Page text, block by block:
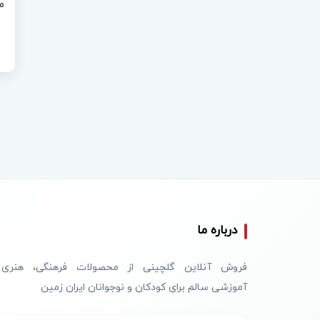
درباره ما
فروش آنلاین گلچینی از محصولات فرهنگی،
آموزشی سالم برای کودکان و نوجوانان ایران زمین